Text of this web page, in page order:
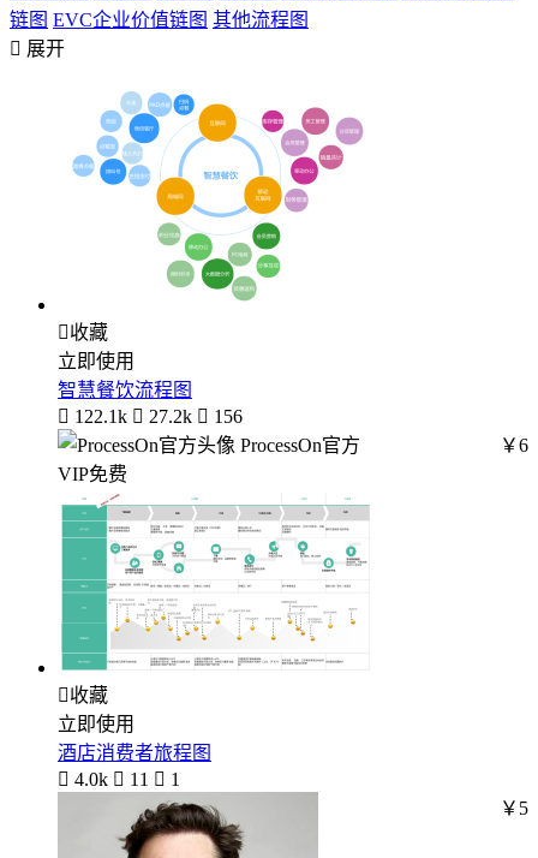
链图 EVC企业价值链图 其他流程图
 展开
收藏
立即使用
智慧餐饮流程图
 122.1k  27.2k  156
ProcessOn官方
￥6
VIP免费
收藏
立即使用
酒店消费者旅程图
 4.0k  11  1
￥5